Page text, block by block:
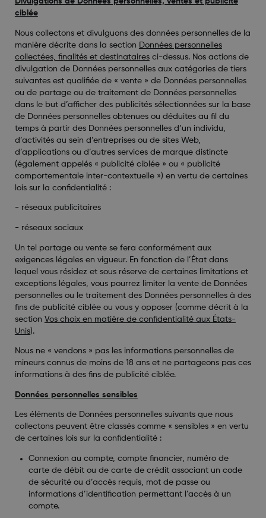
ciblée
Nous collectons et divulguons des données personnelles de la
manière décrite dans la section Données personnelles
collectées, finalités et destinatairesci-dessus. Nos actions de
divulgation de Données personnelles aux catégories de tiers
suivantes est qualifiée de « vente » de Données personnelles
ou de partage ou de traitement de Données personnelles
dans le but d’afficher des publicités sélectionnées sur la base
de Données personnelles obtenues ou déduites au fil du
temps à partir des Données personnelles d’un individu,
d’activités au sein d’entreprises ou de sites Web,
d’applications ou d’autres services de marque distincte
(également appelés « publicité ciblée » ou « publicité
comportementale inter-contextuelle ») en vertu de certaines
lois sur la confidentialité :
- réseaux publicitaires
- réseaux sociaux
Un tel partage ou vente se fera conformément aux
exigences légales en vigueur. En fonction de l’État dans
lequel vous résidez et sous réserve de certaines limitations et
exceptions légales, vous pourrez limiter la vente de Données
personnelles ou le traitement des Données personnelles à des
fins de publicité ciblée ou vous y opposer (comme décrit à la
section Vos choix en matière de confidentialité aux États-
Unis).
Nous ne « vendons » pas les informations personnelles de
mineurs connus de moins de 18 ans et ne partageons pas ces
informations à des fins de publicité ciblée.
Données personnelles sensibles
Les éléments de Données personnelles suivants que nous
collectons peuvent être classés comme « sensibles » en vertu
de certaines lois sur la confidentialité :
Connexion au compte, compte financier, numéro de
carte de débit ou de carte de crédit associant un code
de sécurité ou d’accès requis, mot de passe ou
informations d’identification permettant l’accès à un
compte.